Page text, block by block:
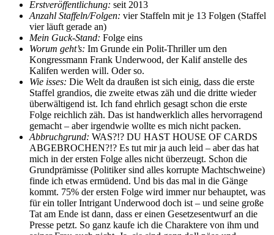
Erstveröffentlichung: seit 2013
Anzahl Staffeln/Folgen: vier Staffeln mit je 13 Folgen (Staffel
vier läuft gerade an)
Mein Guck-Stand: Folge eins
Worum geht’s: Im Grunde ein Polit-Thriller um den
Kongressmann Frank Underwood, der Kalif anstelle des
Kalifen werden will. Oder so.
Wie isses: Die Welt da draußen ist sich einig, dass die erste
Staffel grandios, die zweite etwas zäh und die dritte wieder
überwältigend ist. Ich fand ehrlich gesagt schon die erste
Folge reichlich zäh. Das ist handwerklich alles hervorragend
gemacht – aber irgendwie wollte es mich nicht packen.
Abbruchgrund: WAS?!? DU HAST HOUSE OF CARDS
ABGEBROCHEN?!? Es tut mir ja auch leid – aber das hat
mich in der ersten Folge alles nicht überzeugt. Schon die
Grundprämisse (Politiker sind alles korrupte Machtschweine)
finde ich etwas ermüdend. Und bis das mal in die Gänge
kommt. 75% der ersten Folge wird immer nur behauptet, was
für ein toller Intrigant Underwood doch ist – und seine große
Tat am Ende ist dann, dass er einen Gesetzesentwurf an die
Presse petzt. So ganz kaufe ich die Charaktere von ihm und